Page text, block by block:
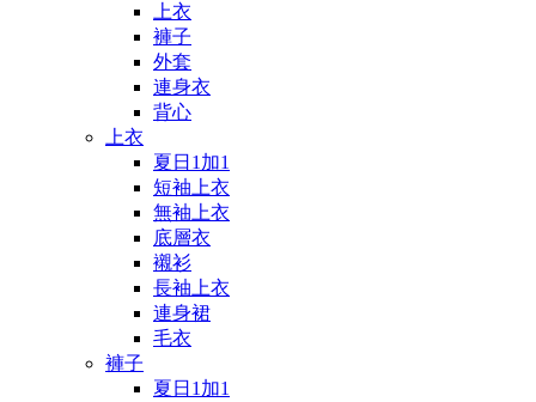
上衣
褲子
外套
連身衣
背心
上衣
夏日1加1
短袖上衣
無袖上衣
底層衣
襯衫
長袖上衣
連身裙
毛衣
褲子
夏日1加1